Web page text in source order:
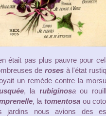
était pas plus pauvre pour
de rosesà l'état
un remède contre la
, la rubiginosaou
, la tomentosaou
jardins nous avions des